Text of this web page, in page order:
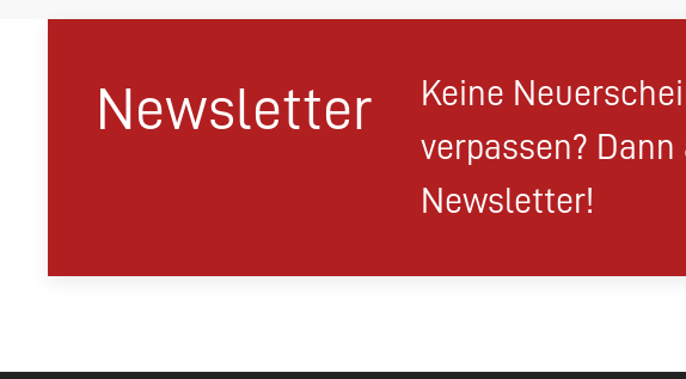
Newsletter
Keine
verpassen?
Newsletter!